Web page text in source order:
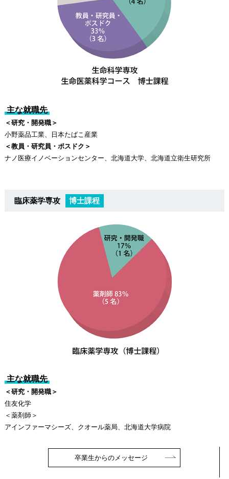
主な就職先
＜研究・開発職＞
小野薬品工業、日本たばこ産業
＜教員・研究員・ポスドク＞
ナノ医療イノベーションセンター、北海道大学、北海道立衛生研究所
臨床薬学専攻 博士課程
主な就職先
＜研究・開発職＞
住友化学
＜薬剤師＞
アインファーマシーズ、クオール薬局、北海道大学病院
卒業生からのメッセージ